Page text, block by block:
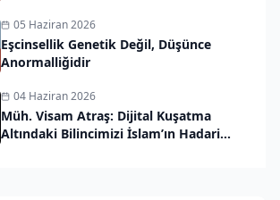
05 Haziran 2026
Eşcinsellik Genetik Değil, Düşünce
Anormalliğidir
04 Haziran 2026
Müh. Visam Atraş: Dijital Kuşatma
Altındaki Bilincimizi İslam’ın Hadari